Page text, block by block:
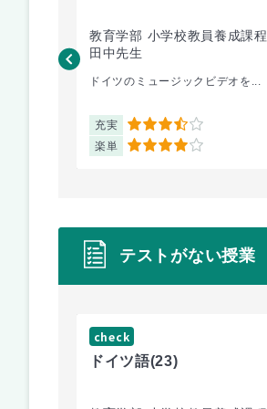
教育学部 小学校教員養成課程
田中先生
ドイツのミュージックビデオを...
充実 3.5
楽単 4
テストがない授業
check
ドイツ語(23)